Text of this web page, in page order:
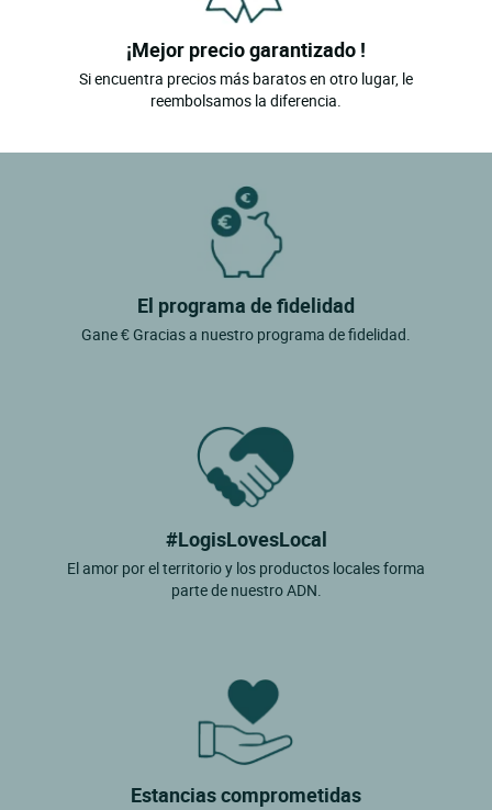
¡Mejor precio garantizado !
Si encuentra precios más baratos en otro lugar, le
reembolsamos la diferencia.
El programa de fidelidad
Gane € Gracias a nuestro programa de fidelidad.
#LogisLovesLocal
El amor por el territorio y los productos locales forma
parte de nuestro ADN.
Estancias comprometidas